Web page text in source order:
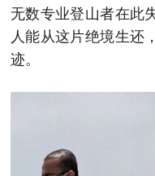
无数专业登山者在此
人能从这片绝境生还
迹。